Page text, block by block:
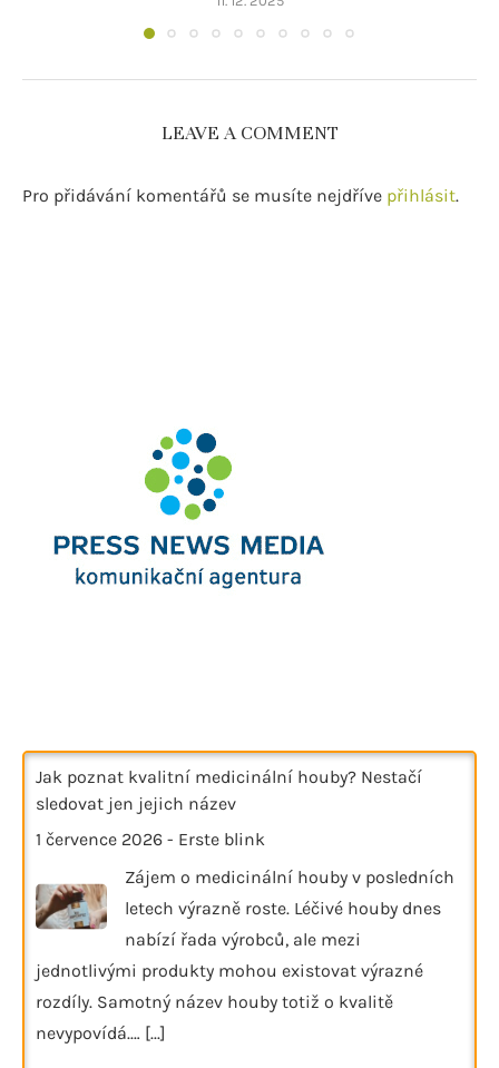
LEAVE A COMMENT
Pro přidávání komentářů se musíte nejdříve přihlásit.
Jak poznat kvalitní medicinální houby? Nestačí
sledovat jen jejich název
1 července 2026 - Erste blink
Zájem o medicinální houby v posledních
letech výrazně roste. Léčivé houby dnes
nabízí řada výrobců, ale mezi
jednotlivými produkty mohou existovat výrazné
rozdíly. Samotný název houby totiž o kvalitě
nevypovídá.… [...]